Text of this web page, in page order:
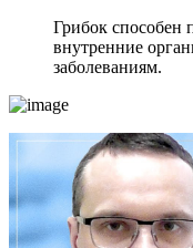
Грибок способен
внутренние
заболеваниям.